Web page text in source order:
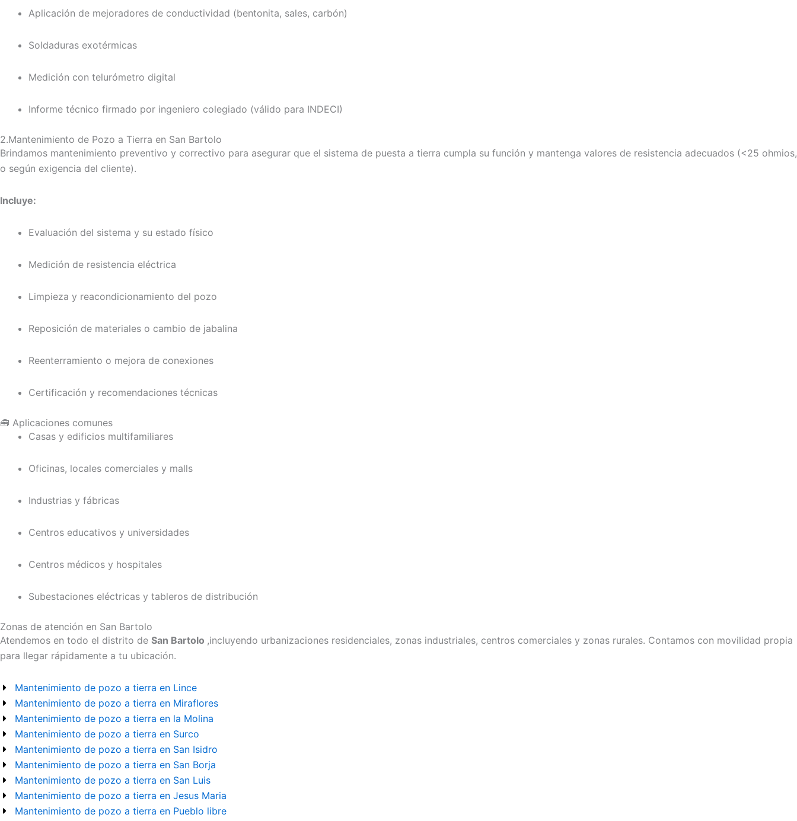
Aplicación de mejoradores de conductividad (bentonita, sales, carbón)
Soldaduras exotérmicas
Medición con telurómetro digital
Informe técnico firmado por ingeniero colegiado (válido para INDECI)
2.Mantenimiento de Pozo a Tierra en San Bartolo
Brindamos mantenimiento preventivo y correctivo para asegurar que el sistema de puesta a tierra cumpla su función y mantenga valores de resistencia adecuados (<25 ohmios,
o según exigencia del cliente).
Incluye:
Evaluación del sistema y su estado físico
Medición de resistencia eléctrica
Limpieza y reacondicionamiento del pozo
Reposición de materiales o cambio de jabalina
Reenterramiento o mejora de conexiones
Certificación y recomendaciones técnicas
🧰 Aplicaciones comunes
Casas y edificios multifamiliares
Oficinas, locales comerciales y malls
Industrias y fábricas
Centros educativos y universidades
Centros médicos y hospitales
Subestaciones eléctricas y tableros de distribución
Zonas de atención en San Bartolo
Atendemos en todo el distrito de San Bartolo ,incluyendo urbanizaciones residenciales, zonas industriales, centros comerciales y zonas rurales. Contamos con movilidad propia
para llegar rápidamente a tu ubicación.
Mantenimiento de pozo a tierra en Lince
Mantenimiento de pozo a tierra en Miraflores
Mantenimiento de pozo a tierra en la Molina
Mantenimiento de pozo a tierra en Surco
Mantenimiento de pozo a tierra en San Isidro
Mantenimiento de pozo a tierra en San Borja
Mantenimiento de pozo a tierra en San Luis
Mantenimiento de pozo a tierra en Jesus Maria
Mantenimiento de pozo a tierra en Pueblo libre